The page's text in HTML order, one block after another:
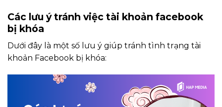
Các lưu ý tránh việc tài khoản facebook
bị khóa
Dưới đây là một số lưu ý giúp tránh tình trạng tài
khoản Facebook bị khóa: